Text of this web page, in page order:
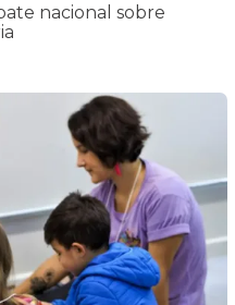
nacional sobre